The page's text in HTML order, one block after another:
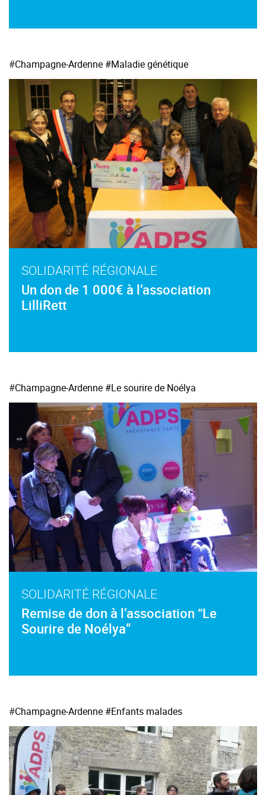
#Champagne-Ardenne #Maladie génétique
SOLIDARITÉ RÉGIONALE
Un don de 1 000€ à l’association
LilliRett
#Champagne-Ardenne #Le sourire de Noélya
SOLIDARITÉ RÉGIONALE
Remise de don à l’association “Le
Sourire de Noélya”
#Champagne-Ardenne #Enfants malades